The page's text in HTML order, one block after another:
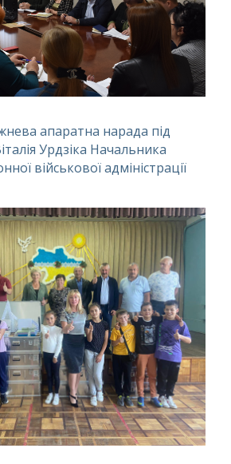
апаратна нарада під
Урдзіка Начальника
військової адміністрації